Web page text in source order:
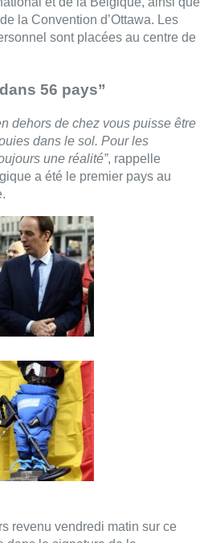
la Convention d’Ottawa. Les
sont placées au centre de
56 pays”
dehors de chez vous puisse être
dans le sol. Pour les
une réalité”, rappelle
a été le premier pays au
revenu vendredi matin sur ce